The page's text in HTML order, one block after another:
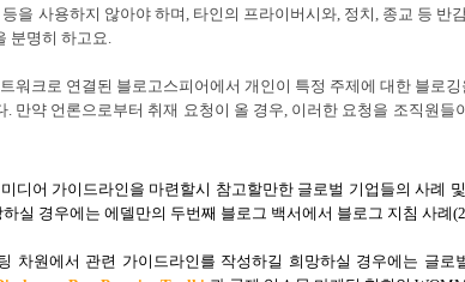
을 사용하지 않아야 하며 타인의 프라이버시와, 정치 종교 등 반
분명히 하고요.
워크로 연결된 블로고스피어에서 개인이 특정 주제에 대한 블로
. 만약 언론으로부터 취재 요청이 올 경우 이러한 요청을 조직원들
디어 가이드라인을 마련할시 참고할만한 글로벌 기업들의 사례
실 경우에는 에델만의 두번째 블로그 백서에서 블로그 지침 사례
차원에서 관련 가이드라인를 작성하길 희망하실 경우에는 글